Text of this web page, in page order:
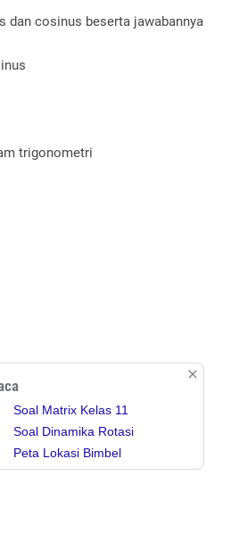
dan cosinus beserta jawabannya
trigonometri
Soal Matrix Kelas 11
Soal Dinamika Rotasi
Peta Lokasi Bimbel